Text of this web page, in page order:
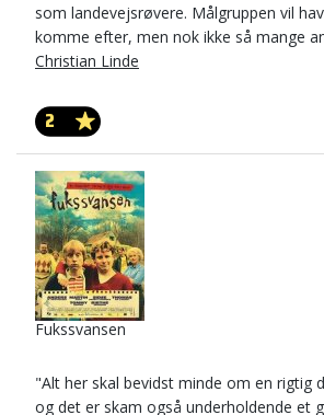
som landevejsrøvere. Målgruppen vil
komme efter, men nok ikke så mange
Christian Linde
2
Fukssvansen
"Alt her skal bevidst minde om en rigtig
og det er skam også underholdende et